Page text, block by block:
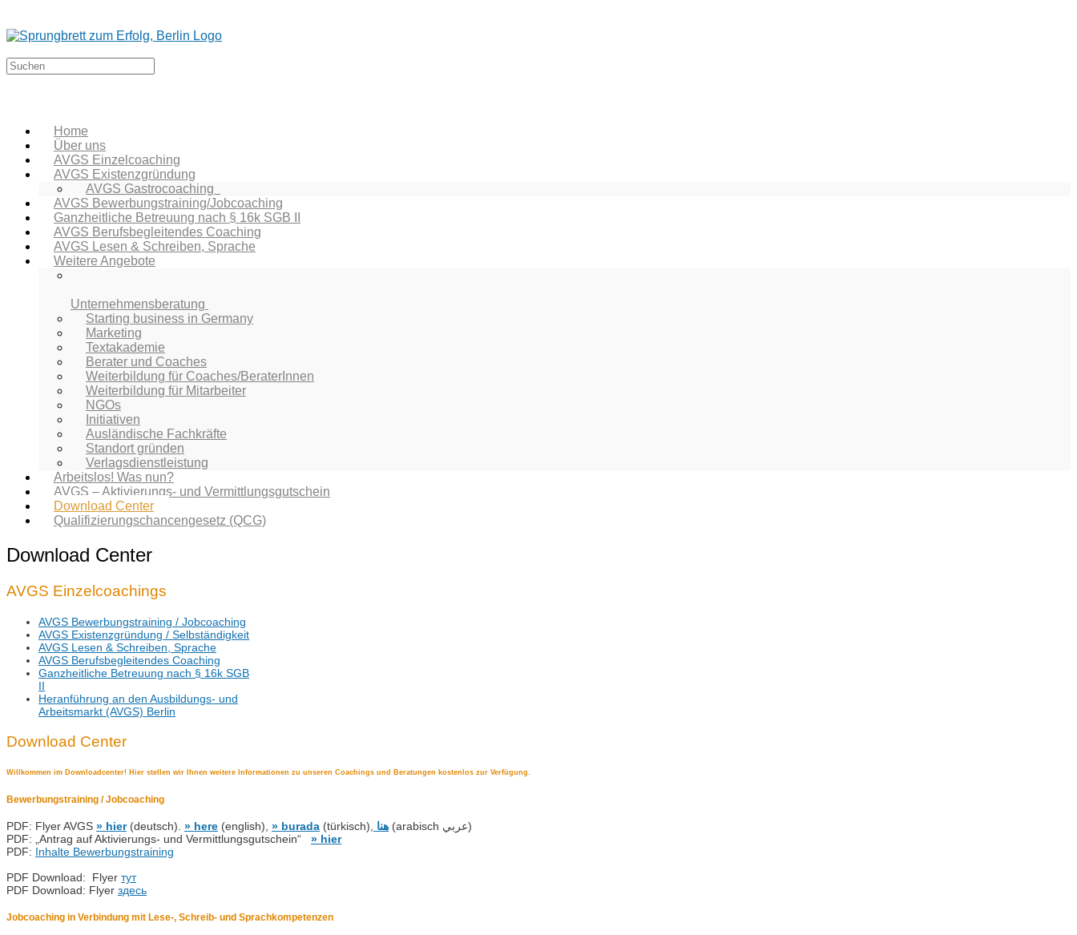
Home
Über uns
AVGS Einzelcoaching
AVGS Existenzgründung
AVGS Gastrocoaching
AVGS Bewerbungstraining/Jobcoaching
Ganzheitliche Betreuung nach § 16k SGB II
AVGS Berufsbegleitendes Coaching
AVGS Lesen & Schreiben, Sprache
Weitere Angebote
Unternehmensberatung
Starting business in Germany
Marketing
Textakademie
Berater und Coaches
Weiterbildung für Coaches/BeraterInnen
Weiterbildung für Mitarbeiter
NGOs
Initiativen
Ausländische Fachkräfte
Standort gründen
Verlagsdienstleistung
Arbeitslos! Was nun?
AVGS – Aktivierungs- und Vermittlungsgutschein
Download Center
Qualifizierungschancengesetz (QCG)
Download Center
AVGS Einzelcoachings
AVGS Bewerbungstraining / Jobcoaching
AVGS Existenzgründung / Selbständigkeit
AVGS Lesen & Schreiben, Sprache
AVGS Berufsbegleitendes Coaching
Ganzheitliche Betreuung nach § 16k SGB
II
Heranführung an den Ausbildungs- und
Arbeitsmarkt (AVGS) Berlin
Download Center
Willkommen im Downloadcenter! Hier stellen wir Ihnen weitere Informationen zu unseren Coachings und Beratungen kostenlos zur Verfügung.
Bewerbungstraining / Jobcoaching
PDF: Flyer AVGS » hier(deutsch). » here (english), » burada (türkisch), هنا
(arabisch عربي)
PDF: „Antrag auf Aktivierungs- und Vermittlungsgutschein“ » hier
PDF: Inhalte Bewerbungstraining
PDF Download: Flyer тут
PDF Download: Flyer здесь
Jobcoaching in Verbindung mit Lese-, Schreib- und Sprachkompetenzen